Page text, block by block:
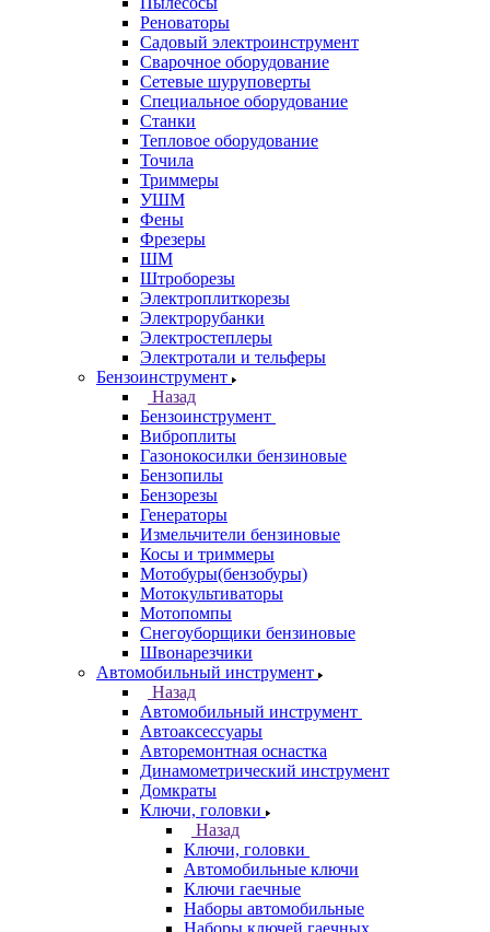
Реноваторы
Садовый электроинструмент
Сварочное оборудование
Сетевые шуруповерты
Специальное оборудование
Станки
Тепловое оборудование
Точила
Триммеры
УШМ
Фены
Фрезеры
ШМ
Штроборезы
Электроплиткорезы
Электрорубанки
Электростеплеры
Электротали и тельферы
Бензоинструмент
Назад
Бензоинструмент
Виброплиты
Газонокосилки бензиновые
Бензопилы
Бензорезы
Генераторы
Измельчители бензиновые
Косы и триммеры
Мотобуры(бензобуры)
Мотокультиваторы
Мотопомпы
Снегоуборщики бензиновые
Швонарезчики
Автомобильный инструмент
Назад
Автомобильный инструмент
Автоаксессуары
Авторемонтная оснастка
Динамометрический инструмент
Домкраты
Ключи, головки
Назад
Ключи, головки
Автомобильные ключи
Ключи гаечные
Наборы автомобильные
Наборы ключей гаечных